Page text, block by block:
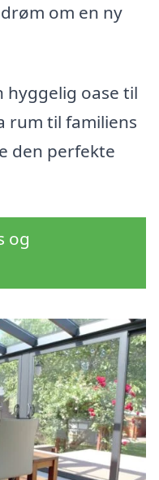
om en ny
hyggelig oase til
rum til familiens
den perfekte
og